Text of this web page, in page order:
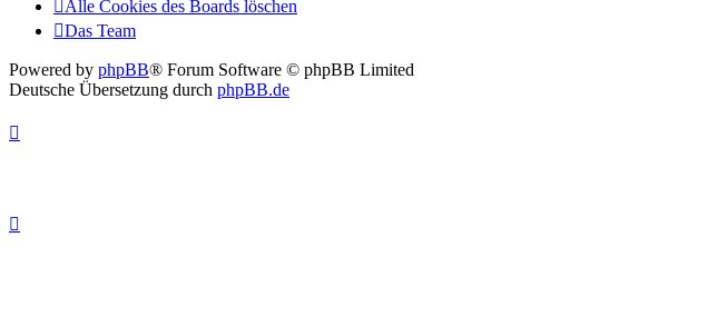
Alle Cookies des Boards löschen
Das Team
Powered by phpBB® Forum Software © phpBB Limited
Deutsche Übersetzung durch phpBB.de